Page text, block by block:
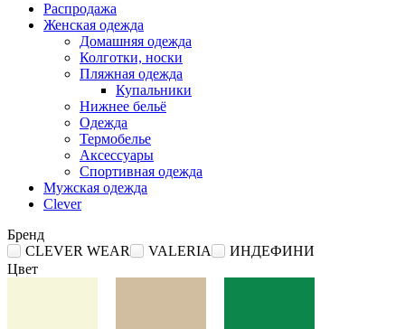
Распродажа
Женская одежда
Домашняя одежда
Колготки, носки
Пляжная одежда
Купальники
Нижнее бельё
Одежда
Термобелье
Аксессуары
Спортивная одежда
Мужская одежда
Clever
Бренд
CLEVER WEAR
VALERIA
ИНДЕФИНИ
Цвет